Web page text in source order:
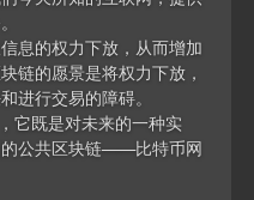
息的权力下放，从而增加
链的愿景是将权力下放，
进行交易的障碍。
它既是对未来的一种实
公共区块链——比特币网